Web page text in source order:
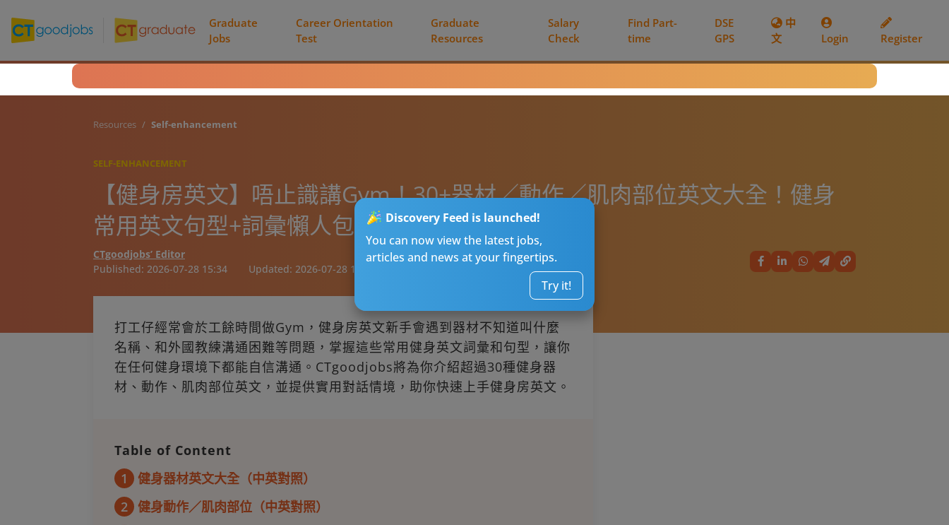
Graduate
Jobs
Career Orientation
Test
Graduate
Resources
Salary
Check
Find Part-
time
DSE
GPS
中
文
Login Register
Discovery Feed is launched!
You can now view the latest jobs,
articles and news at your fingertips.
Try it!
Resources Self-enhancement
SELF-ENHANCEMENT
【健身房英文】唔止識講Gym！30+器材／動作／肌肉部位英文大全！健身
常用英文句型+詞彙懶人包
CTgoodjobs’ Editor
Published: 2026-07-28 15:34 Updated: 2026-07-28 15:34
打工仔經常會於工餘時間做Gym，健身房英文新手會遇到器材不知道叫什麼
名稱、和外國教練溝通困難等問題，掌握這些常用健身英文詞彙和句型，讓你
在任何健身環境下都能自信溝通。CTgoodjobs將為你介紹超過30種健身器
材、動作、肌肉部位英文，並提供實用對話情境，助你快速上手健身房英文。
Table of Content
1
健身器材英文大全（中英對照）
2 健身動作／肌肉部位（中英對照）